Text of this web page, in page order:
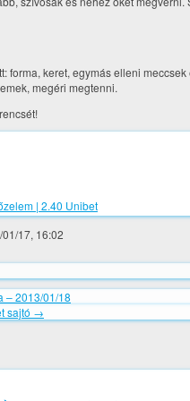
forma, keret, egymás elleni
megéri megtenni.
17, 16:02
– 2013/01/18
sajtó →